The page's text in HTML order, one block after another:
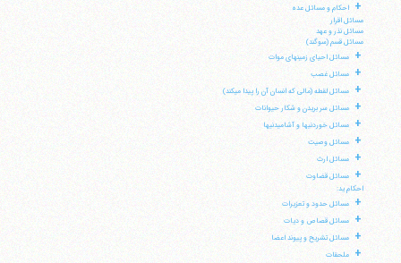
+
احکام و مسائل عده
مسائل اقرار
مسائل نذر و عهد
مسائل قسم (سوگند)
+ مسائل احیای زمینهای موات
+ مسائل غصب
+ مسائل لقطه (مالی که انسان آن را پیدا می‎کند)
+ مسائل سر بریدن و شکار حیوانات
+ مسائل خوردنیها و آشامیدنیها
+ مسائل وصیت
+ مسائل ارث
+
مسائل قضاوت
احکام ید:
+ مسائل حدود و تعزیرات
+ مسائل قصاص و دیات
+ مسائل تشریح و پیوند اعضا
+ ملحقات